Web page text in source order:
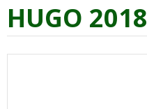
HUGO 2018